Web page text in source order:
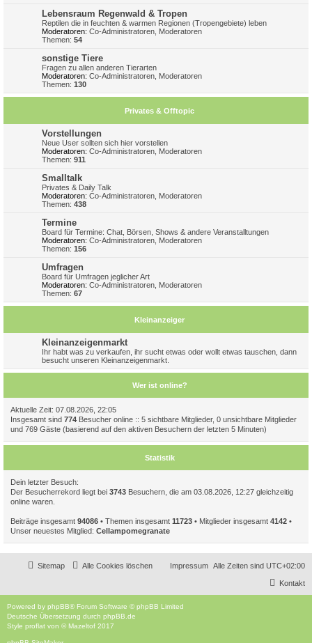
Lebensraum Regenwald & Tropen
Reptilen die in feuchten & warmen Regionen (Tropengebiete) leben
Moderatoren: Co-Administratoren Moderatoren
Themen: 54
sonstige Tiere
Fragen zu allen anderen Tierarten
Moderatoren: Co-Administratoren Moderatoren
Themen: 130
Privates & Offtopic
Vorstellungen
Neue User sollten sich hier vorstellen
Moderatoren: Co-Administratoren Moderatoren
Themen: 911
Smalltalk
Privates & Daily Talk
Moderatoren: Co-Administratoren Moderatoren
Themen: 438
Termine
Board für Termine: Chat, Börsen, Shows & andere Veranstalltungen
Moderatoren: Co-Administratoren Moderatoren
Themen: 156
Umfragen
Board für Umfragen jeglicher Art
Moderatoren: Co-Administratoren Moderatoren
Themen: 67
Kleinanzeiger
Kleinanzeigenmarkt
Ihr habt was zu verkaufen, ihr sucht etwas oder wollt etwas tauschen, dann
besucht unseren Kleinanzeigenmarkt.
Wer ist online?
Aktuelle Zeit: 07.08.2026, 22:05
Insgesamt sind 774 Besucher online :: 5 sichtbare Mitglieder, 0 unsichtbare Mitglieder
und 769 Gäste (basierend auf den aktiven Besuchern der letzten 5 Minuten)
Statistik
Dein letzter Besuch:
Der Besucherrekord liegt bei 3743 Besuchern, die am 03.08.2026, 12:27 gleichzeitig
online waren.
Beiträge insgesamt 94086 • Themen insgesamt 11723 • Mitglieder insgesamt 4142 •
Unser neuestes Mitglied: CelIampomegranate
Alle Zeiten sind UTC+02:00
Impressum
Alle Cookies löschen
Sitemap
Kontakt
Powered by phpBB® Forum Software © phpBB Limited
Deutsche Übersetzung durch phpBB.de
Style proflat von © Mazeltof 2017